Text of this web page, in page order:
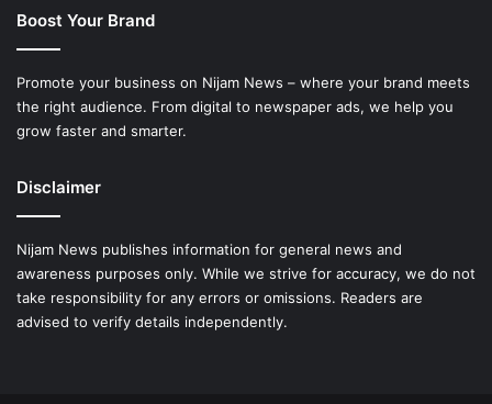
Boost Your Brand
Promote your business on Nijam News – where your brand meets
the right audience. From digital to newspaper ads, we help you
grow faster and smarter.
Disclaimer
Nijam News publishes information for general news and
awareness purposes only. While we strive for accuracy, we do not
take responsibility for any errors or omissions. Readers are
advised to verify details independently.